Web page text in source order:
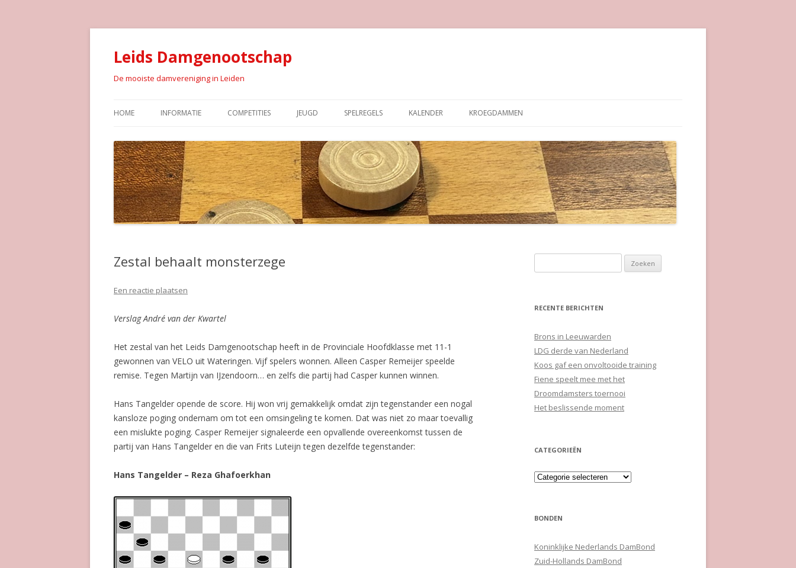
Leids Damgenootschap
De mooiste damvereniging in Leiden
HOME INFORMATIE COMPETITIES JEUGD SPELREGELS KALENDER KROEGDAMMEN
Zestal behaalt monsterzege
Een reactie plaatsen
Verslag André van der Kwartel
Het zestal van het Leids Damgenootschap heeft in de Provinciale Hoofdklasse met 11-1
gewonnen van VELO uit Wateringen. Vijf spelers wonnen. Alleen Casper Remeijer speelde
remise. Tegen Martijn van IJzendoorn… en zelfs die partij had Casper kunnen winnen.
Hans Tangelder opende de score. Hij won vrij gemakkelijk omdat zijn tegenstander een nogal
kansloze poging ondernam om tot een omsingeling te komen. Dat was niet zo maar toevallig
een mislukte poging. Casper Remeijer signaleerde een opvallende overeenkomst tussen de
partij van Hans Tangelder en die van Frits Luteijn tegen dezelfde tegenstander:
Hans Tangelder – Reza Ghafoerkhan
naar:
RECENTE BERICHTEN
Brons in Leeuwarden
LDG derde van Nederland
Koos gaf een onvoltooide training
Fiene speelt mee met het
Droomdamsters toernooi
Het beslissende moment
CATEGORIEËN
Categorieën
BONDEN
Koninklijke Nederlands DamBond
Zuid-Hollands DamBond